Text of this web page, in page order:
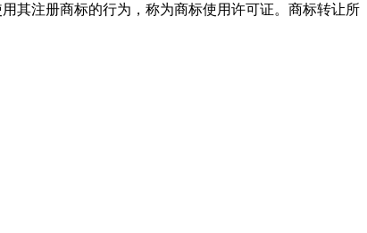
其注册商标的行为，称为商标使用许可证。商标转让所